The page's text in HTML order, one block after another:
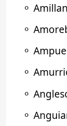
⚬
⚬
⚬
⚬
⚬
⚬